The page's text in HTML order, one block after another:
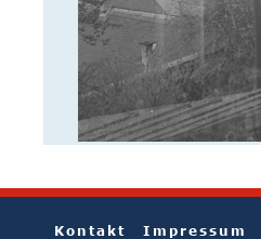
Kontakt Impressum